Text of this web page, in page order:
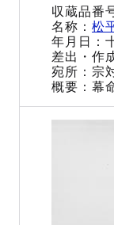
松
宗
幕